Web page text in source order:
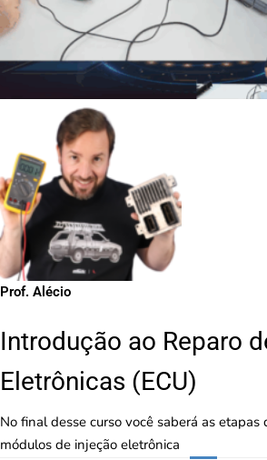
Prof. Alécio
Introdução ao Reparo
Eletrônicas (ECU)
No final desse curso você saberá as etapas
módulos de injeção eletrônica